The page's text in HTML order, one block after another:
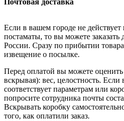
Почтовая доставка
Если в вашем городе не действует
постаматы, то вы можете заказать
России. Сразу по прибытии
извещение о посылке.
Перед оплатой вы можете оценить
вскрывая): вес, целостность. Если
соответствует параметрам или
попросите сотрудника почты
Вскрывать коробку
того, как оплатили заказ.